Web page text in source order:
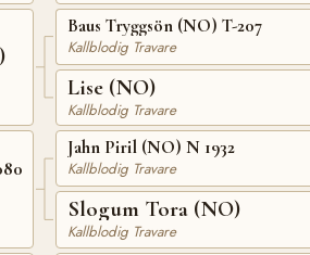
Baus Tryggsön (NO) T-207
Kallblodig Travare
Lise (NO)
Kallblodig Travare
Jahn Piril (NO) N 1932
Kallblodig Travare
Slogum Tora (NO)
Kallblodig Travare